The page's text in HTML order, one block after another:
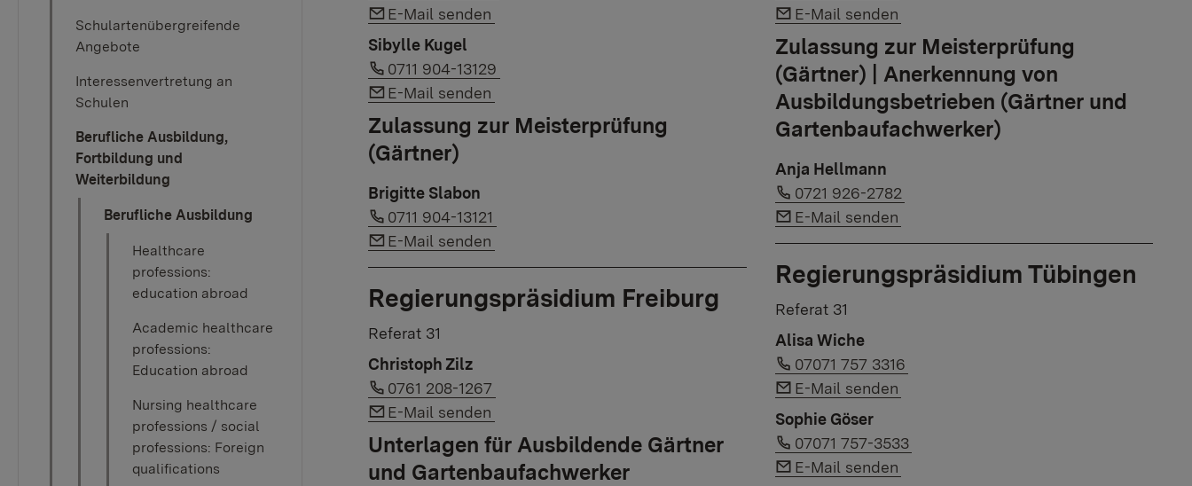
Schulartenübergreifende
Angebote
Interessenvertretung an
Schulen
Berufliche Ausbildung,
Fortbildung und
Weiterbildung
Berufliche Ausbildung
Healthcare
professions:
education abroad
Academic healthcare
professions:
Education abroad
Nursing healthcare
professions / social
professions: Foreign
qualifications
Link to e-mail:
E-Mail senden
Sibylle Kugel
Link to phone number:
0711 904-13129
Link to e-mail:
E-Mail senden
Zulassung zur Meisterprüfung
(Gärtner)
Brigitte Slabon
Link to phone number:
0711 904-13121
Link to e-mail:
E-Mail senden
Regierungspräsidium Freiburg
Referat 31
Christoph Zilz
Link to phone number:
0761 208-1267
Link to e-mail:
E-Mail senden
Unterlagen für Ausbildende Gärtner
und Gartenbaufachwerker
Link to e-mail:
E-Mail senden
Zulassung zur Meisterprüfung
(Gärtner) | Anerkennung von
Ausbildungsbetrieben (Gärtner und
Gartenbaufachwerker)
Anja Hellmann
Link to phone number:
0721 926-2782
Link to e-mail:
E-Mail senden
Regierungspräsidium Tübingen
Referat 31
Alisa Wiche
Link to phone number:
07071 757 3316
Link to e-mail:
E-Mail senden
Sophie Göser
Link to phone number:
07071 757-3533
Link to e-mail:
E-Mail senden